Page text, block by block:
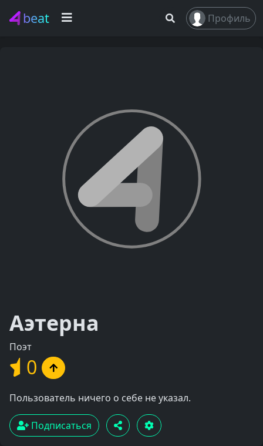
beat Профиль
Аэтерна
Поэт
0
Пользователь ничего о себе не указал.
Подписаться